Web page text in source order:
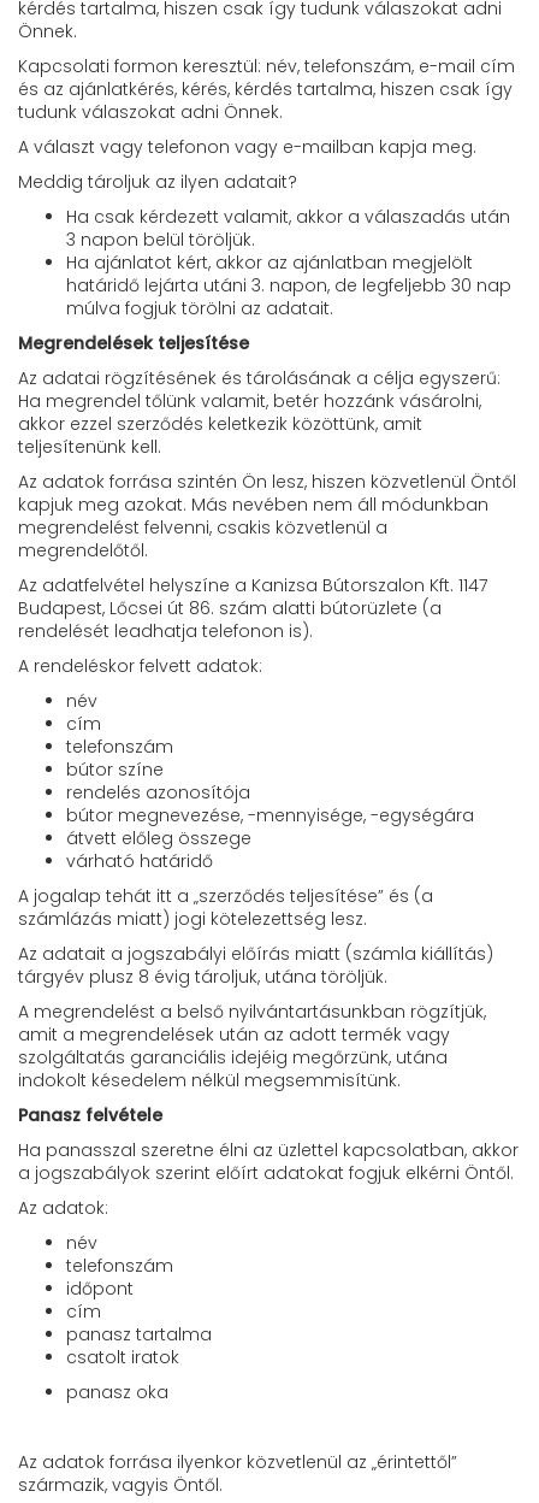
kérdés tartalma, hiszen csak így tudunk válaszokat adni
Önnek.
Kapcsolati formon keresztül: név, telefonszám, e-mail cím
és az ajánlatkérés, kérés, kérdés tartalma, hiszen csak így
tudunk válaszokat adni Önnek.
A választ vagy telefonon vagy e-mailban kapja meg.
Meddig tároljuk az ilyen adatait?
Ha csak kérdezett valamit, akkor a válaszadás után
3 napon belül töröljük.
Ha ajánlatot kért, akkor az ajánlatban megjelölt
határidő lejárta utáni 3. napon, de legfeljebb 30 nap
múlva fogjuk törölni az adatait.
Megrendelések teljesítése
Az adatai rögzítésének és tárolásának a célja egyszerű:
Ha megrendel tőlünk valamit, betér hozzánk vásárolni,
akkor ezzel szerződés keletkezik közöttünk, amit
teljesítenünk kell.
Az adatok forrása szintén Ön lesz, hiszen közvetlenül Öntől
kapjuk meg azokat. Más nevében nem áll módunkban
megrendelést felvenni, csakis közvetlenül a
megrendelőtől.
Az adatfelvétel helyszíne a Kanizsa Bútorszalon Kft. 1147
Budapest, Lőcsei út 86. szám alatti bútorüzlete (a
rendelését leadhatja telefonon is).
A rendeléskor felvett adatok:
név
cím
telefonszám
bútor színe
rendelés azonosítója
bútor megnevezése, -mennyisége, -egységára
átvett előleg összege
várható határidő
A jogalap tehát itt a „szerződés teljesítése” és (a
számlázás miatt) jogi kötelezettség lesz.
Az adatait a jogszabályi előírás miatt (számla kiállítás)
tárgyév plusz 8 évig tároljuk, utána töröljük.
A megrendelést a belső nyilvántartásunkban rögzítjük,
amit a megrendelések után az adott termék vagy
szolgáltatás garanciális idejéig megőrzünk, utána
indokolt késedelem nélkül megsemmisítünk.
Panasz felvétele
Ha panasszal szeretne élni az üzlettel kapcsolatban, akkor
a jogszabályok szerint előírt adatokat fogjuk elkérni Öntől.
Az adatok:
név
telefonszám
időpont
cím
panasz tartalma
csatolt iratok
panasz oka
Az adatok forrása ilyenkor közvetlenül az „érintettől”
származik, vagyis Öntől.